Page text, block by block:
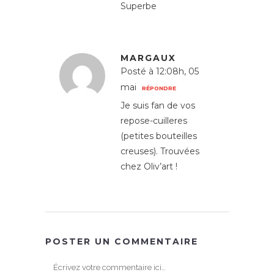
Superbe
MARGAUX
Posté à 12:08h, 05
mai
RÉPONDRE
Je suis fan de vos
repose-cuilleres
(petites bouteilles
creuses). Trouvées
chez Oliv’art !
POSTER UN COMMENTAIRE